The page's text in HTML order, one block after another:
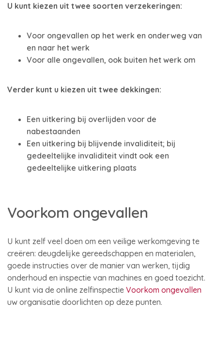
U kunt kiezen uit twee soorten verzekeringen:
Voor ongevallen op het werk en onderweg van
en naar het werk
Voor alle ongevallen, ook buiten het werk om
Verder kunt u kiezen uit twee dekkingen:
Een uitkering bij overlijden voor de
nabestaanden
Een uitkering bij blijvende invaliditeit; bij
gedeeltelijke invaliditeit vindt ook een
gedeeltelijke uitkering plaats
Voorkom ongevallen
U kunt zelf veel doen om een veilige werkomgeving te
creëren: deugdelijke gereedschappen en materialen,
goede instructies over de manier van werken, tijdig
onderhoud en inspectie van machines en goed toezicht.
U kunt via de online zelfinspectie Voorkom ongevallen
uw organisatie doorlichten op deze punten.